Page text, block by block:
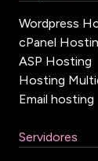
Wordpress
cPanel
ASP Hosting
Hosting
Email hosting
Servidores